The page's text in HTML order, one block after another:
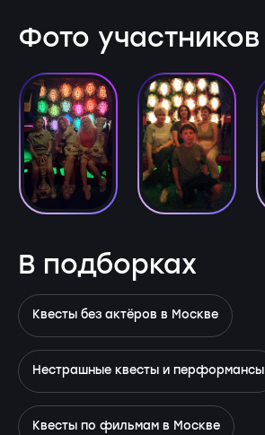
Фото участников
В подборках
Квесты без актёров в Москве
Нестрашные квесты и перформансы
Квесты по фильмам в Москве